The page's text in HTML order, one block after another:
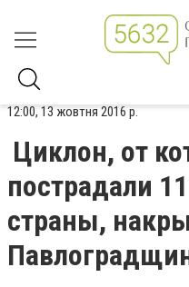
12:00, 13 жовтня 2016 р.
Циклон, от
пострадали
страны,